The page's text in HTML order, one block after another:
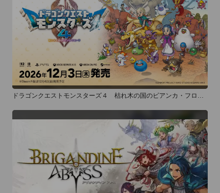
ドラゴンクエストモンスターズ４ 枯れ木の国のビアンカ・フロー